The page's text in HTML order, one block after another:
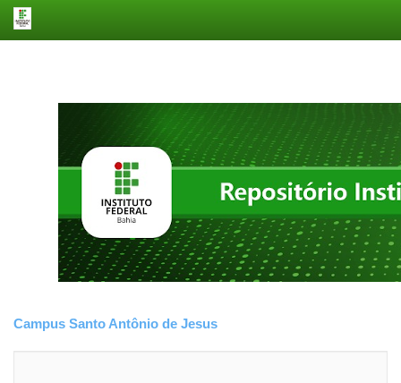
Campus Santo Antônio de Jesus